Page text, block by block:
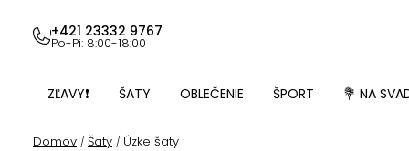
obsah
+421 23332 9767
Po-Pi: 8:00-18:00
ZĽAVY❗ ŠATY OBLEČENIE ŠPORT 💐 NA
Domov / Šaty / Úzke šaty